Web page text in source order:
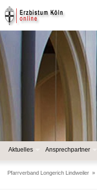
Aktuelles Ansprechpartner
Pfarrverband Longerich Lindweiler »